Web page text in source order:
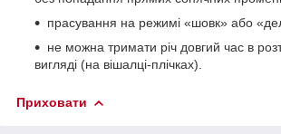
прасування на режимі «шовк» або
не можна тримати річ довгий час в
вигляді (на вішалці-плічках).
Приховати